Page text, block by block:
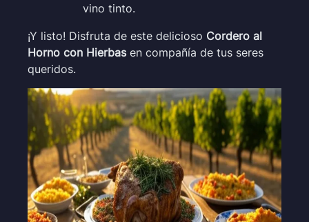
vino tinto.
¡Y listo! Disfruta de este delicioso Cordero al
Horno con Hierbasen compañía de tus seres
queridos.